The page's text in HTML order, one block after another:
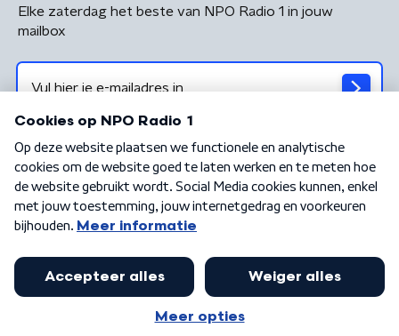
Elke zaterdag het beste van NPO Radio 1 in jouw
mailbox
Algemene voorwaarden Privacybeleid